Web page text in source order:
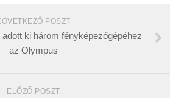
POSZT
ki három fényképezőgépéhez
az Olympus
ELŐZŐ POSZT